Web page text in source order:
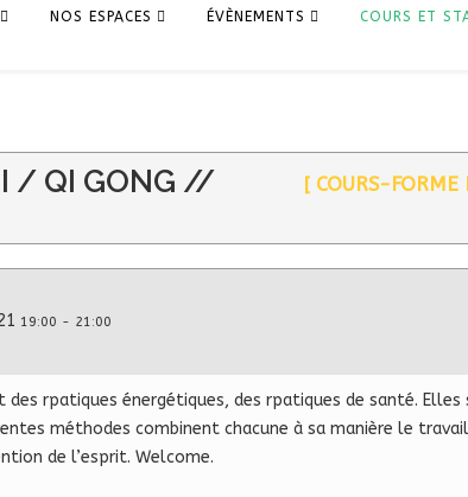
NOS ESPACES ÉVÈNEMENTS COURS ET
/ QI GONG //
[ COURS-
19:00 - 21:00
des rpatiques énergétiques, des rpatiques de santé. Elles
méthodes combinent chacune à sa manière le
de l’esprit. Welcome.